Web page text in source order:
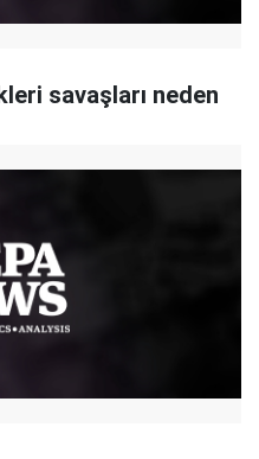
savaşları neden